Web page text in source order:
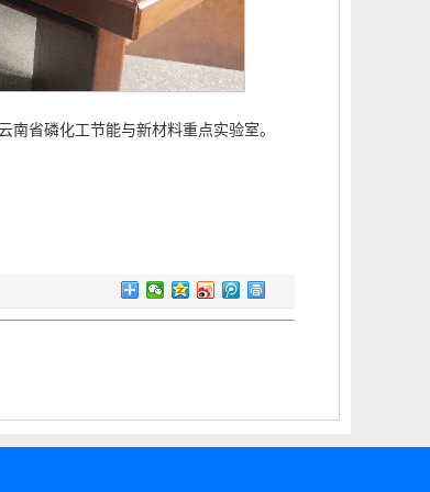
省磷化工节能与新材料重点实验室。